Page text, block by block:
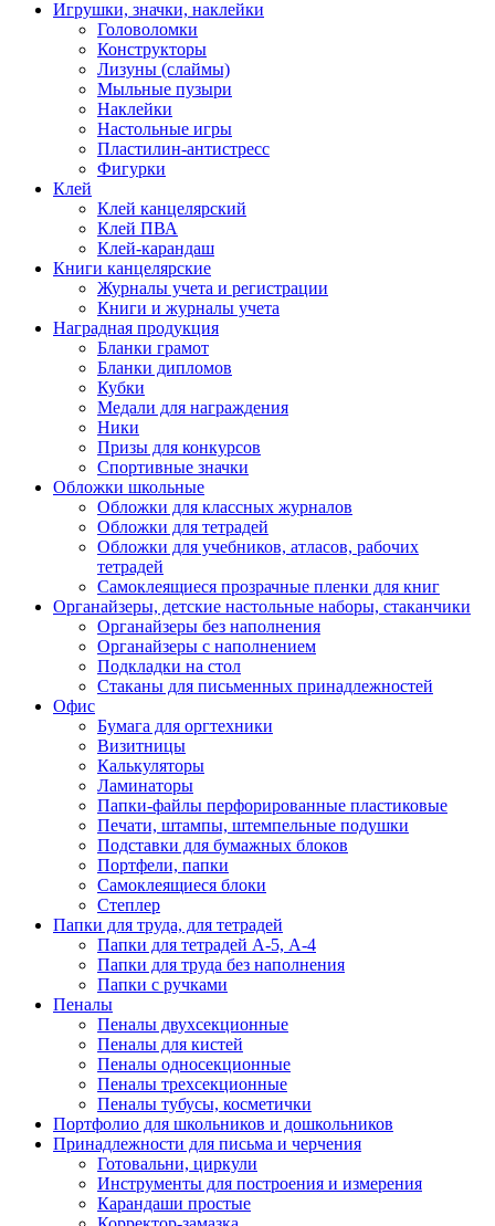
Игрушки, значки, наклейки
Головоломки
Конструкторы
Лизуны (слаймы)
Мыльные пузыри
Наклейки
Настольные игры
Пластилин-антистресс
Фигурки
Клей
Клей канцелярский
Клей ПВА
Клей-карандаш
Книги канцелярские
Журналы учета и регистрации
Книги и журналы учета
Наградная продукция
Бланки грамот
Бланки дипломов
Кубки
Медали для награждения
Ники
Призы для конкурсов
Спортивные значки
Обложки школьные
Обложки для классных журналов
Обложки для тетрадей
Обложки для учебников, атласов, рабочих
тетрадей
Самоклеящиеся прозрачные пленки для книг
Органайзеры, детские настольные наборы, стаканчики
Органайзеры без наполнения
Органайзеры с наполнением
Подкладки на стол
Стаканы для письменных принадлежностей
Офис
Бумага для оргтехники
Визитницы
Калькуляторы
Ламинаторы
Папки-файлы перфорированные пластиковые
Печати, штампы, штемпельные подушки
Подставки для бумажных блоков
Портфели, папки
Самоклеящиеся блоки
Степлер
Папки для труда, для тетрадей
Папки для тетрадей А-5, А-4
Папки для труда без наполнения
Папки с ручками
Пеналы
Пеналы двухсекционные
Пеналы для кистей
Пеналы односекционные
Пеналы трехсекционные
Пеналы тубусы, косметички
Портфолио для школьников и дошкольников
Принадлежности для письма и черчения
Готовальни, циркули
Инструменты для построения и измерения
Карандаши простые